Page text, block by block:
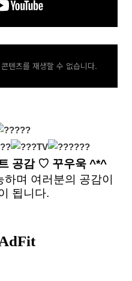
텐츠를 재생할 수 없습니다.
공감 ♡ 꾸우욱 ^*^
하며 여러분의 공감이
됩니다.